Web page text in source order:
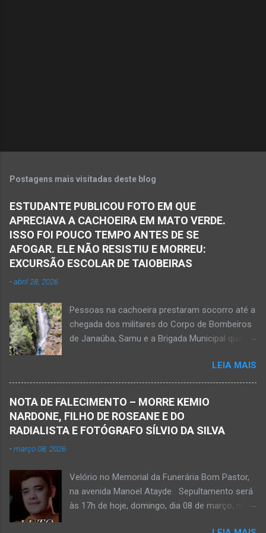
Postagens mais visitadas deste blog
ESTUDANTE PUBLICOU FOTO EM QUE
APRECIAVA A CACHOEIRA EM MATO VERDE.
ISSO FOI POUCO TEMPO ANTES DE SE
AFOGAR. ELE NÃO RESISTIU E MORREU:
EXCURSÃO ESCOLAR DE TAIOBEIRAS
-abril 28, 2026
Pessoas na cachoeira prestaram socorro até a
chegada dos militares do Corpo de Bombeiros
de Janaúba, Samu e a Brigada Municipal que
resistiu e foi a óbito Foto álbum pessoal Kauan
Pereira Alves publicou em sua rede social a
foto em que apreciava a Cachoeira Maria Rosa,
em Mato Verde, pouco tempo antes de se
afogar e depois vir a óbito nesta terça-feira, dia
socorrem estudante que se afogou em
cachoeira em Mato Verde nesta terça-feira, dia
28 de abril de 2026. Adolescente não resistiu e
LEIA MAIS
NOTA DE FALECIMENTO – MORRE KEMIO
NARDONE, FILHO DE ROSEANE E DO
RADIALISTA E FOTÓGRAFO SÍLVIO DA SILVA
-março 08, 2026
Velório no Memorial da Funerária Bom Pastor,
na avenida Manoel Atayde Sepultamento será
às 17h de hoje, domingo, dia 08 de março, no